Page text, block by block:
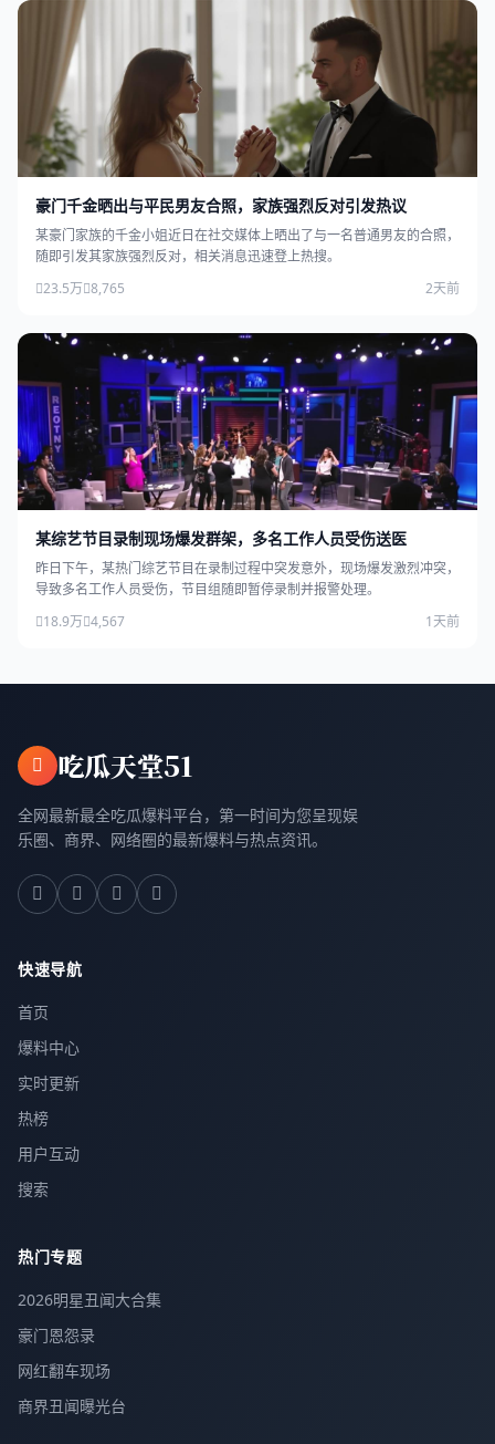
豪门千金晒出与平民男友合照，家族强烈反对引发热议
某豪门家族的千金小姐近日在社交媒体上晒出了与一名普通男友的合照，
随即引发其家族强烈反对，相关消息迅速登上热搜。
23.5万 8,765 2天前
某综艺节目录制现场爆发群架，多名工作人员受伤送医
昨日下午，某热门综艺节目在录制过程中突发意外，现场爆发激烈冲突，
导致多名工作人员受伤，节目组随即暂停录制并报警处理。
18.9万 4,567 1天前
吃瓜天堂51
全网最新最全吃瓜爆料平台，第一时间为您呈现娱
乐圈、商界、网络圈的最新爆料与热点资讯。
快速导航
首页
爆料中心
实时更新
热榜
用户互动
搜索
热门专题
2026明星丑闻大合集
豪门恩怨录
网红翻车现场
商界丑闻曝光台